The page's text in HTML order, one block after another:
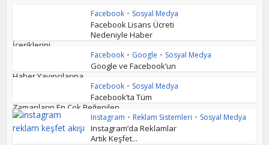
Facebook • Sosyal Medya
Facebook Lisans Ücreti
Nedeniyle Haber
İçeriklerini...
Facebook • Google • Sosyal Medya
Google ve Facebook’un
Haber Yayıncılarına...
Facebook • Sosyal Medya
Facebook’ta Tüm
Zamanların En Çok Beğenilen...
Instagram • Reklam Sistemleri • Sosyal Medya
Instagram’da Reklamlar
Artık Keşfet...